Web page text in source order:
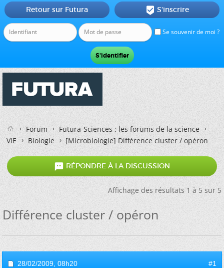
Se souvenir de moi ?
Retour sur Futura  S'inscrire
Forum
Futura-Sciences : les forums de la science
VIE
Biologie [Microbiologie]Différence cluster / opéron
 RÉPONDRE À LA DISCUSSION
Affichage des résultats 1 à 5 sur 5
Différence cluster / opéron
28/02/2009, 08h20 #1